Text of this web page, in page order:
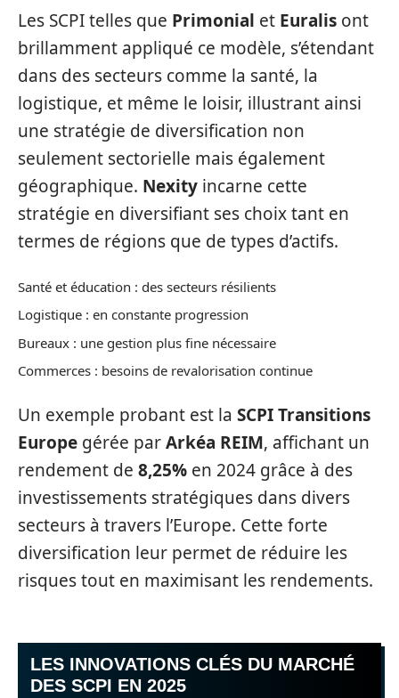
Les SCPI telles que Primonial et Euralis ont
brillamment appliqué ce modèle, s’étendant
dans des secteurs comme la santé, la
logistique, et même le loisir, illustrant ainsi
une stratégie de diversification non
seulement sectorielle mais également
géographique. Nexity incarne cette
stratégie en diversifiant ses choix tant en
termes de régions que de types d’actifs.
Santé et éducation : des secteurs résilients
Logistique : en constante progression
Bureaux : une gestion plus fine nécessaire
Commerces : besoins de revalorisation continue
Un exemple probant est la SCPI Transitions
Europe gérée parArkéa REIM, affichant un
rendement de 8,25% en 2024 grâce à des
investissements stratégiques dans divers
secteurs à travers l’Europe. Cette forte
diversification leur permet de réduire les
risques tout en maximisant les rendements.
LES INNOVATIONS CLÉS DU MARCHÉ
DES SCPI EN 2025